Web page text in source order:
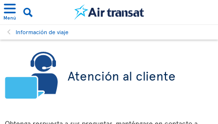
Menú
Información de viaje
Atención al cliente